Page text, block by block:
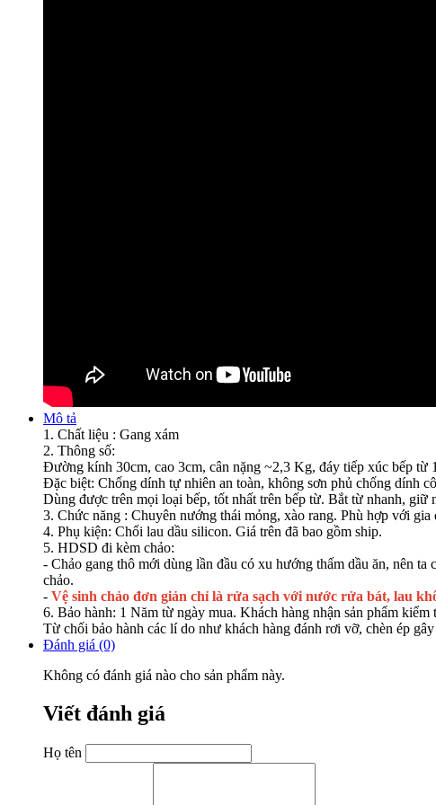
Mô tả
1. Chất liệu : Gang xám
2. Thông số:
Đường kính 30cm, cao 3cm, cân nặng ~2,3 Kg, đáy tiếp xúc bếp từ
Đặc biệt: Chống dính tự nhiên an toàn, không sơn phủ chống dính
Dùng được trên mọi loại bếp, tốt nhất trên bếp từ. Bắt từ nhanh,
3. Chức năng : Chuyên nướng thái mỏng, xào rang. Phù hợp với
4. Phụ kiện: Chổi lau dầu silicon. Giá trên đã bao gồm ship.
5. HDSD đi kèm chảo:
- Chảo gang thô mới dùng lần đầu có xu hướng thấm dầu ăn, nên
chảo.
- Vệ sinh chảo đơn giản chỉ là rửa sạch với nước rửa bát, lau
6. Bảo hành: 1 Năm từ ngày mua. Khách hàng nhận sản phẩm
Từ chối bảo hành các lí do như khách hàng đánh rơi vỡ, chèn ép
Đánh giá (0)
Không có đánh giá nào cho sản phẩm này.
Viết đánh giá
Họ tên